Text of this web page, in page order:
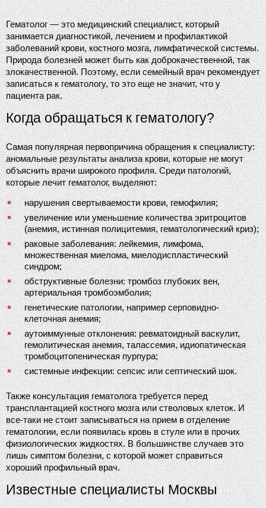
Гематолог — это медицинский специалист, который
занимается диагностикой, лечением и профилактикой
заболеваний крови, костного мозга, лимфатической системы.
Природа болезней может быть как доброкачественной, так
злокачественной. Поэтому, если семейный врач рекомендует
записаться к гематологу, то это еще не значит, что у
пациента рак.
Когда обращаться к гематологу?
Самая популярная первопричина обращения к специалисту:
аномальные результаты анализа крови, которые не могут
объяснить врачи широкого профиля. Среди патологий,
которые лечит гематолог, выделяют:
нарушения свертываемости крови, гемофилия;
увеличение или уменьшение количества эритроцитов
(анемия, истинная полицитемия, гематологический криз);
раковые заболевания: лейкемия, лимфома,
множественная миелома, миелодиспластический
синдром;
обструктивные болезни: тромбоз глубоких вен,
артериальная тромбоэмболия;
генетические патологии, например серповидно-
клеточная анемия;
аутоиммунные отклонения: ревматоидный васкулит,
гемолитическая анемия, талассемия, идиопатическая
тромбоцитопеническая пурпура;
системные инфекции: сепсис или септический шок.
Также консультация гематолога требуется перед
трансплантацией костного мозга или стволовых клеток. И
все-таки не стоит записываться на прием в отделение
гематологии, если появилась кровь в стуле или в прочих
физиологических жидкостях. В большинстве случаев это
лишь симптом болезни, с которой может справиться
хороший профильный врач.
Известные специалисты Москвы